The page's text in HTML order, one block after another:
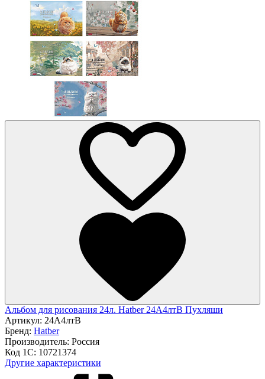
Альбом для рисования 24л. Hatber 24А4лтВ Пухляши
Артикул: 24А4лтВ
Бренд: Hatber
Производитель: Россия
Код 1С: 10721374
Другие характеристики